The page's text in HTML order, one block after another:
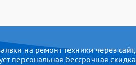
на ремонт техники через сайт,
персональная бессрочная скидка